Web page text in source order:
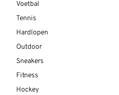
Voetbal
Tennis
Hardlopen
Outdoor
Sneakers
Fitness
Hockey